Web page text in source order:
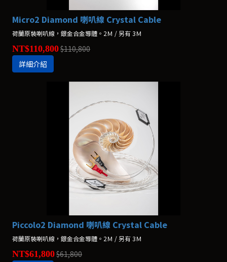
Micro2 Diamond 喇叭線 Crystal Cable
荷蘭原裝喇叭線，銀金合金導體。2Ｍ / 另有 3Ｍ
NT$110,800$110,800
詳細介紹
Piccolo2 Diamond 喇叭線 Crystal Cable
荷蘭原裝喇叭線，銀金合金導體。2Ｍ / 另有 3Ｍ
NT$61,800$61,800